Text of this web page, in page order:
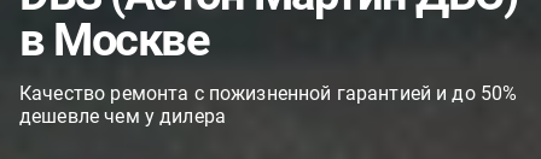
в Москве
Качество ремонта с пожизненной гарантией и до 50%
дешевле чем у дилера